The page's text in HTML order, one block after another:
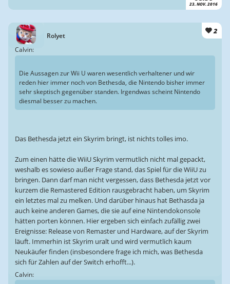
23. NOV. 2016
Rolyet
2
Calvin:
Die Aussagen zur Wii U waren wesentlich verhaltener und wir
reden hier immer noch von Bethesda, die Nintendo bisher immer
sehr skeptisch gegenüber standen. Irgendwas scheint Nintendo
diesmal besser zu machen.
Das Bethesda jetzt ein Skyrim bringt, ist nichts tolles imo.
Zum einen hätte die WiiU Skyrim vermutlich nicht mal gepackt,
weshalb es sowieso außer Frage stand, das Spiel für die WiiU zu
bringen. Dann darf man nicht vergessen, dass Bethesda jetzt vor
kurzem die Remastered Edition rausgebracht haben, um Skyrim
ein letztes mal zu melken. Und darüber hinaus hat Bethasda ja
auch keine anderen Games, die sie auf eine Nintendokonsole
hätten porten können. Hier ergeben sich einfach zufällig zwei
Ereignisse: Release von Remaster und Hardware, auf der Skyrim
läuft. Immerhin ist Skyrim uralt und wird vermutlich kaum
Neukäufer finden (insbesondere frage ich mich, was Bethesda
sich für Zahlen auf der Switch erhofft...).
Calvin: